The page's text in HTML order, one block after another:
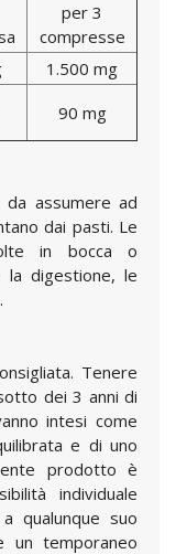
per 3
compresse
1.500 mg
90 mg
assumere ad
dai pasti. Le
in bocca o
la digestione, le
Tenere
dei 3 anni di
intesi come
e di uno
prodotto è
individuale
qualunque suo
un temporaneo